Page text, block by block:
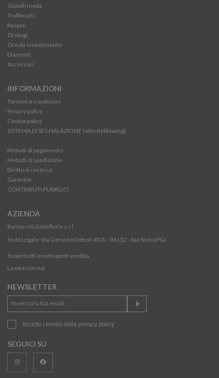
Gioielli moda
Trollbeads
Raspini
Orologi
Oro da investimento
Diamanti
Accessori
INFORMAZIONI
Termini e condizioni
Privacy policy
Cookie policy
SISTEMA DI SEGNALAZIONE (whistleblowing)
Metodi di pagamento
Metodi di spedizione
Diritto di recesso
Garanzie
CONTRIBUTI PUBBLICI
AZIENDA
Bartoccini Gioiellerie s.r.l.
Sede Legale: Via Gerardo Dottori 45/A - 06132 - San Sisto (PG)
Scopri tutti i nostri punti vendita
Lavora con noi
NEWSLETTER
Accetto i temini della privacy policy
SEGUICI SU